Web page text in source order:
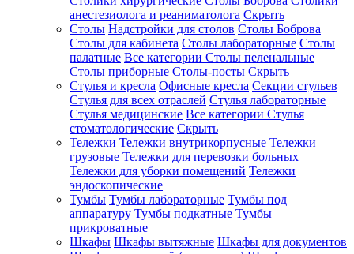
анестезиолога и реаниматолога Скрыть
Столы Надстройки для столов Столы Боброва
Столы для кабинета Столы лабораторные Столы
палатные Все категории Столы пеленальные
Столы приборные Столы-посты Скрыть
Стулья и кресла Офисные кресла Секции стульев
Стулья для всех отраслей Стулья лабораторные
Стулья медицинские Все категории Стулья
стоматологические Скрыть
Тележки Тележки внутрикорпусные Тележки
грузовые Тележки для перевозки больных
Тележки для уборки помещений Тележки
эндоскопические
Тумбы Тумбы лабораторные Тумбы под
аппаратуру Тумбы подкатные Тумбы
прикроватные
Шкафы Шкафы вытяжные Шкафы для документов